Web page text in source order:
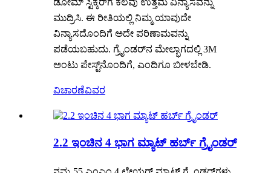
ಮುದ್ರಿಸಿ. ಈ ರೀತಿಯಲ್ಲಿ ನಿಮ್ಮ ಯಾವುದೇ
ವಿನ್ಯಾಸದೊಂದಿಗೆ ಅದೇ ಪರಿಣಾಮವನ್ನು
ಪಡೆಯಬಹುದು. ಗ್ರೈಂಡರ್‌ನ ಮೇಲ್ಭಾಗದಲ್ಲಿ 3M
ಅಂಟು ಪೇಸ್ಟ್‌ನೊಂದಿಗೆ, ಎಂದಿಗೂ ಬೀಳಬೇಡಿ.
ವಿಚಾರಣೆವಿವರ
2.2 ಇಂಚಿನ 4 ಭಾಗ ಮ್ಯಾಟ್ ಹರ್ಬ್ ಗ್ರೈಂಡರ್